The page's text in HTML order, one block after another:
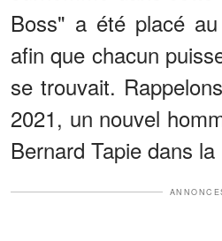
Boss" a été placé
afin que chacun
se trouvait.
2021, un nouvel
Bernard Tapie dans